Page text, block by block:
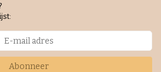
Abonneer